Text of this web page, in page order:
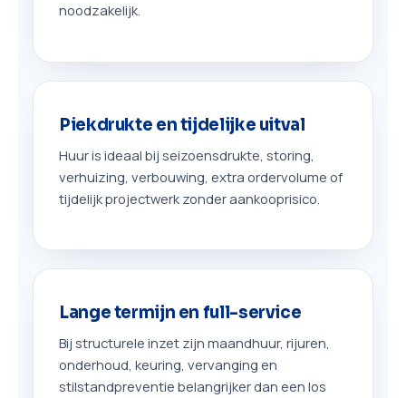
noodzakelijk.
Piekdrukte en tijdelijke uitval
Huur is ideaal bij seizoensdrukte, storing,
verhuizing, verbouwing, extra ordervolume of
tijdelijk projectwerk zonder aankooprisico.
Lange termijn en full-service
Bij structurele inzet zijn maandhuur, rijuren,
onderhoud, keuring, vervanging en
stilstandpreventie belangrijker dan een los